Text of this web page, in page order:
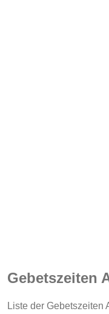
Gebetszeiten
Liste der Gebetszeiten